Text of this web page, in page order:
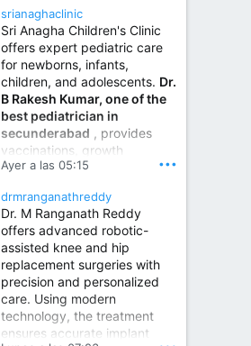
invasive and robotic
techniques.
Best Urologist in Vijayawada | Urology Specialist in Vijayawada
Dr. A. V. Krishna Kishore,
the Best Urologist...
www.drkrishnakishore.com
srianaghaclinic
Sri Anagha Children's Clinic
offers expert pediatric care
for newborns, infants,
children, and adolescents. Dr.
B Rakesh Kumar, one of the
best pediatrician in
secunderabad , provides
vaccinations, growth
monitoring, newborn care,
illnesses, nutrition guidance,
and preventive healthcare in
a child-friendly environment.
Children Hospital in Secunderabad | Best Pediatrician in Hyderabad | Neonatologist in Medchal
Our pediatrician and
Neonatologist team at...
www.srianaghaclinic.com
Ayer a las 05:15 •••
drmranganathreddy
Dr. M Ranganath Reddy
offers advanced robotic-
assisted knee and hip
replacement surgeries with
precision and personalized
care. Using modern
technology, the treatment
ensures accurate implant